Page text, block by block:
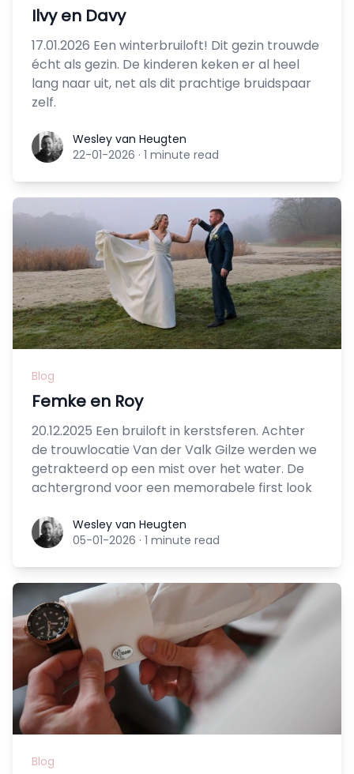
Ilvy en Davy
17.01.2026 Een winterbruiloft! Dit gezin trouwde
écht als gezin. De kinderen keken er al heel
lang naar uit, net als dit prachtige bruidspaar
zelf.
Wesley van Heugten
Wesley van Heugten
22-01-2026 · 1 minute read
Blog
Femke en Roy
20.12.2025 Een bruiloft in kerstsferen. Achter
de trouwlocatie Van der Valk Gilze werden we
getrakteerd op een mist over het water. De
achtergrond voor een memorabele first look
Wesley van Heugten
Wesley van Heugten
05-01-2026 · 1 minute read
Blog